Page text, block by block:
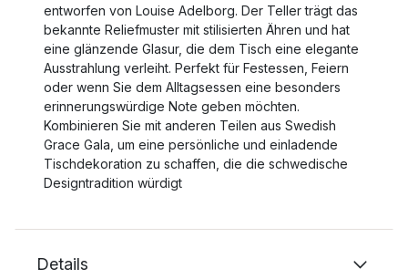
entworfen von Louise Adelborg. Der Teller trägt das
bekannte Reliefmuster mit stilisierten Ähren und hat
eine glänzende Glasur, die dem Tisch eine elegante
Ausstrahlung verleiht. Perfekt für Festessen, Feiern
oder wenn Sie dem Alltagsessen eine besonders
erinnerungswürdige Note geben möchten.
Kombinieren Sie mit anderen Teilen aus Swedish
Grace Gala, um eine persönliche und einladende
Tischdekoration zu schaffen, die die schwedische
Designtradition würdigt
Details